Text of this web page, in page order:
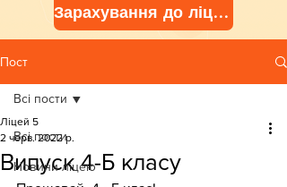
Зарахування до ліцею
Пост
Всі пости
Новини ліцею
Всі пости
Випуск 4-Б класу
Ліцей 5
2 черв. 2022 р.